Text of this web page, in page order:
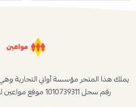
يملك هذا المتجر مؤسسة أواني
رقم سجل 1010739311 موقع مواعين لجملة الاواني المنزلية